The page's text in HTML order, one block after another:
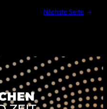
Nächste Seite →